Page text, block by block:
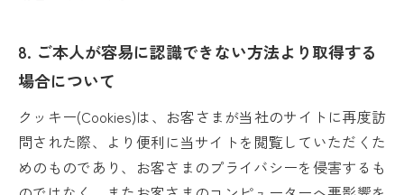
8. ご本人が容易に認識できない方法より取得する
場合について
クッキー(Cookies)は、お客さまが当社のサイトに再度訪
問された際、より便利に当サイトを閲覧していただくた
めのものであり、お客さまのプライバシーを侵害するも